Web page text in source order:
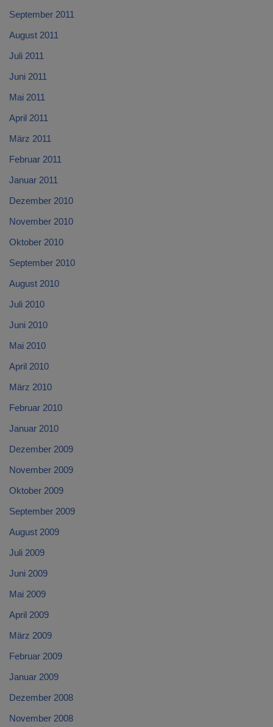
September 2011
August 2011
Juli 2011
Juni 2011
Mai 2011
April 2011
März 2011
Februar 2011
Januar 2011
Dezember 2010
November 2010
Oktober 2010
September 2010
August 2010
Juli 2010
Juni 2010
Mai 2010
April 2010
März 2010
Februar 2010
Januar 2010
Dezember 2009
November 2009
Oktober 2009
September 2009
August 2009
Juli 2009
Juni 2009
Mai 2009
April 2009
März 2009
Februar 2009
Januar 2009
Dezember 2008
November 2008